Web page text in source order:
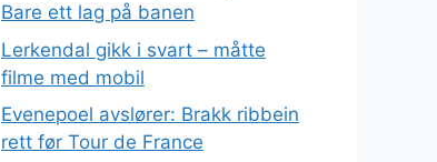
Bare ett lag på banen
Lerkendal gikk i svart – måtte
filme med mobil
Evenepoel avslører: Brakk ribbein
rett før Tour de France